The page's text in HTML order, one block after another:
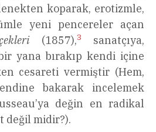
koparak, erotizmle,
yeni pencereler açan
(1857),3
sanatçıya,
yana bırakıp kendi içine
cesareti vermiştir (Hem,
bakarak incelemek
değin en radikal
değil midir?).